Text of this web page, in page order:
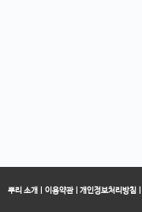
뿌리 소개 이용약관 개인정보처리방침